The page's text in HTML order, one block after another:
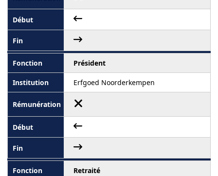
Président
Erfgoed Noorderkempen
Retraité